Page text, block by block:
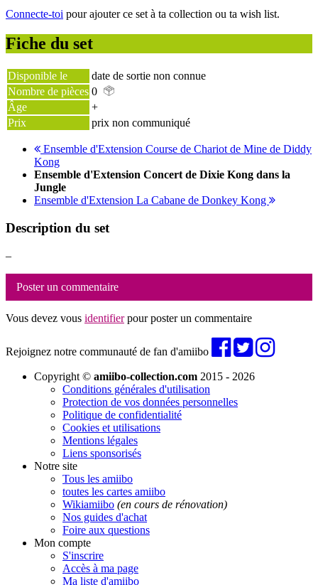
Connecte-toi pour ajouter ce set à ta collection ou ta wish list.
Fiche du set
Disponible le
date de sortie non connue
Nombre de pièces 0
Âge
+
Prix
prix non communiqué
Ensemble d'Extension Course de Chariot de Mine de Diddy
Kong
Ensemble d'Extension Concert de Dixie Kong dans la
Jungle
Ensemble d'Extension La Cabane de Donkey Kong
Description du set
–
Poster un commentaire
Vous devez vous identifierpour poster un commentaire
Rejoignez notre communauté de fan d'amiibo
Copyright © amiibo-collection.com 2015 - 2026
Conditions générales d'utilisation
Protection de vos données personnelles
Politique de confidentialité
Cookies et utilisations
Mentions légales
Liens sponsorisés
Notre site
Tous les amiibo
toutes les cartes amiibo
Wikiamiibo (en cours de rénovation)
Nos guides d'achat
Foire aux questions
Mon compte
S'inscrire
Accès à ma page
Ma liste d'amiibo